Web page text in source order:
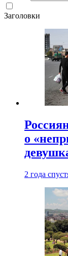
Заголовки
о
2 года